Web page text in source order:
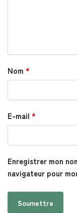
Nom *
E-mail *
Enregistrer mon
navigateur pour